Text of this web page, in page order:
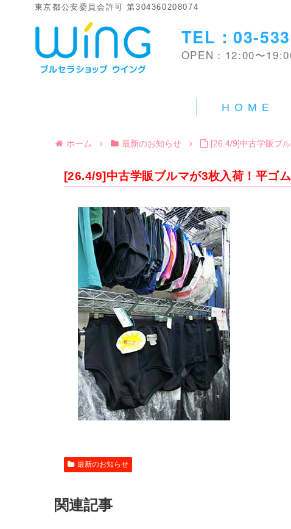
東京都公安委員会許可 第304360208074
TEL：03-
OPEN：12:00〜
HOME
ホーム 最新のお知らせ [26.4/9]中古学販ブ
[26.4/9]中古学販ブルマが3枚入荷！平ゴム
最新のお知らせ
関連記事